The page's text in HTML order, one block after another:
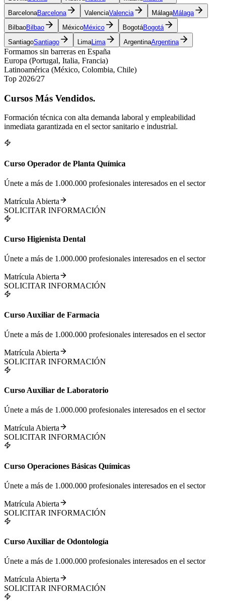
BarcelonaBarcelona ValenciaValencia MálagaMálaga
BilbaoBilbao MéxicoMéxico BogotáBogotá
SantiagoSantiago Lima Lima ArgentinaArgentina
Formamos sin barreras en España
Europa (Portugal, Italia, Francia)
Latinoamérica (México, Colombia, Chile)
Top 2026/27
Cursos Más Vendidos.
Formación técnica con alta demanda laboral y empleabilidad
inmediata garantizada en el sector sanitario e industrial.
Curso Operador de Planta Química
Únete a más de 1.000.000 profesionales interesados en el sector
Matrícula Abierta
SOLICITAR INFORMACIÓN
Curso Higienista Dental
Únete a más de 1.000.000 profesionales interesados en el sector
Matrícula Abierta
SOLICITAR INFORMACIÓN
Curso Auxiliar de Farmacia
Únete a más de 1.000.000 profesionales interesados en el sector
Matrícula Abierta
SOLICITAR INFORMACIÓN
Curso Auxiliar de Laboratorio
Únete a más de 1.000.000 profesionales interesados en el sector
Matrícula Abierta
SOLICITAR INFORMACIÓN
Curso Operaciones Básicas Químicas
Únete a más de 1.000.000 profesionales interesados en el sector
Matrícula Abierta
SOLICITAR INFORMACIÓN
Curso Auxiliar de Odontología
Únete a más de 1.000.000 profesionales interesados en el sector
Matrícula Abierta
SOLICITAR INFORMACIÓN